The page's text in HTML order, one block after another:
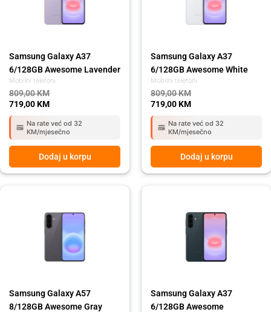
Mobilni telefoni
Samsung Galaxy A37
6/128GB Awesome Lavender
809,00KM
719,00KM
Na rate već od 32
KM/mjesečno
Dodaj u korpu
Mobilni telefoni
Samsung Galaxy A37
6/128GB Awesome White
809,00KM
719,00KM
Na rate već od 32
KM/mjesečno
Dodaj u korpu
Samsung Galaxy A57
8/128GB Awesome Gray
919,00 KM.
819,00 KM.
Samsung Galaxy A37
6/128GB Awesome
809,00 KM.
719,00 KM.